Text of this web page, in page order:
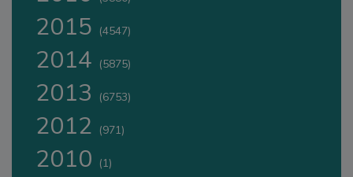
2015 (4547)
2014 (5875)
2013 (6753)
2012 (971)
2010 (1)